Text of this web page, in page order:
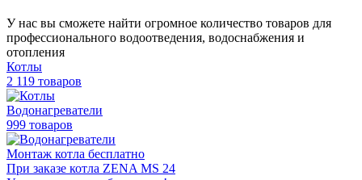
У нас вы сможете найти огромное количество товаров для
профессионального водоотведения, водоснабжения и
отопления
Котлы
2 119 товаров
Водонагреватели
999 товаров
Монтаж котла бесплатно
При заказе котла ZENA MS 24